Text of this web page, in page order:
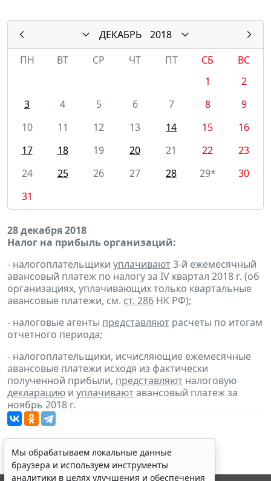
ДЕКАБРЬ
2018
ПН
ВТ СР ЧТ ПТ СБ
ВС
1
2
3
4 5 6 7 8
9
10
11 12 13 14 15
16
17
18 19 20 21 22
23
24
25 26 27 28 29*
30
31
28 декабря 2018
Налог на прибыль организаций:
- налогоплательщики уплачивают3-й ежемесячный
авансовый платеж по налогу за IV квартал 2018 г. (об
организациях, уплачивающих только квартальные
авансовые платежи, см. ст. 286 НК РФ);
- налоговые агенты представляют расчеты по итогам
отчетного периода;
- налогоплательщики, исчисляющие ежемесячные
авансовые платежи исходя из фактически
полученной прибыли, представляют налоговую
декларацию и уплачиваютавансовый платеж за
ноябрь 2018 г.
Мы обрабатываем локальные данные
браузера и используем инструменты
аналитики в целях улучшения и обеспечения